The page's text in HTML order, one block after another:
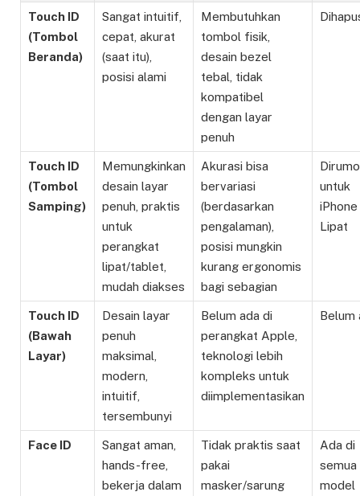
Touch ID
(Tombol
Beranda)
Sangat intuitif,
cepat, akurat
(saat itu),
posisi alami
Membutuhkan
tombol fisik,
desain bezel
tebal, tidak
kompatibel
dengan layar
penuh
Touch ID
(Tombol
Samping)
Memungkinkan
desain layar
penuh, praktis
untuk
perangkat
lipat/tablet,
mudah diakses
Akurasi bisa
bervariasi
(berdasarkan
pengalaman),
posisi mungkin
kurang ergonomis
bagi sebagian
untuk
iPhone
Lipat
Touch ID
(Bawah
Layar)
Desain layar
penuh
maksimal,
modern,
intuitif,
tersembunyi
Belum ada di
perangkat Apple,
teknologi lebih
kompleks untuk
diimplementasikan
Belum
Face ID
Sangat aman,
hands-free,
bekerja dalam
Tidak praktis saat
pakai
masker/sarung
Ada di
semua
model